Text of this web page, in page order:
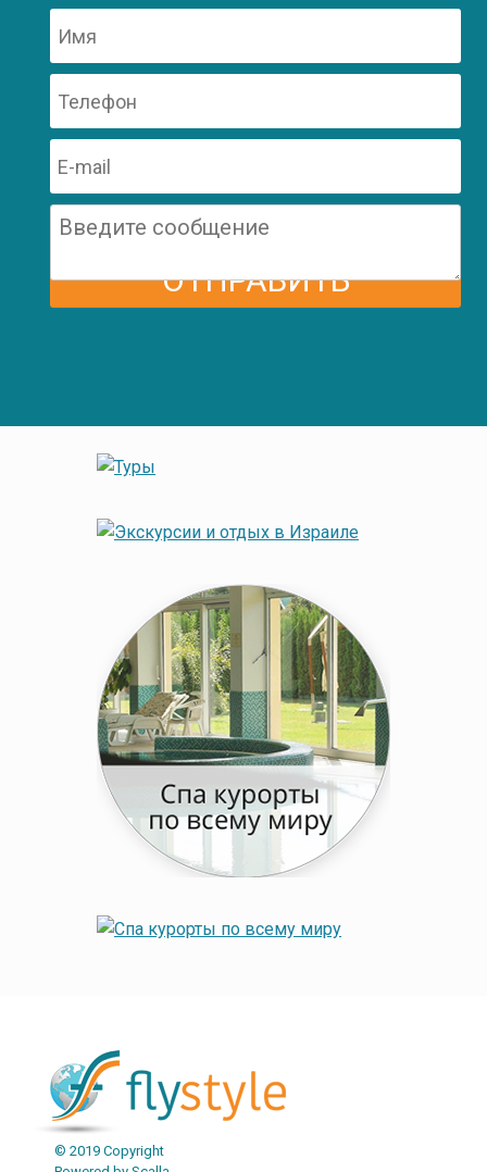
© 2019 Copyright